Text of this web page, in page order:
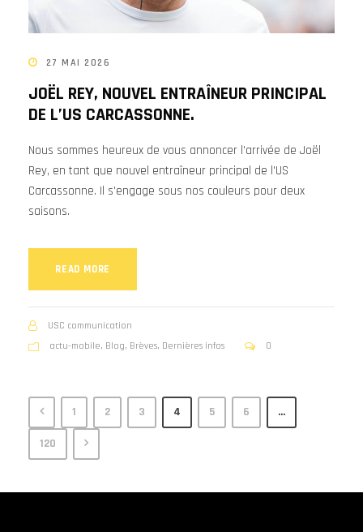
27 MAI 2026
JOËL REY, NOUVEL ENTRAÎNEUR PRINCIPAL
DE L’US CARCASSONNE.
Nous sommes heureux de vous annoncer l'arrivée de Joël
Rey, en tant que nouvel entraîneur principal de l'US
Carcassonne. Il s'engage sous nos couleurs pour deux
saisons.
READ MORE
USC communication
actu-mobile, Blog, Brèves, Dernières infos 0
1 2 3 4 5 6 …
120